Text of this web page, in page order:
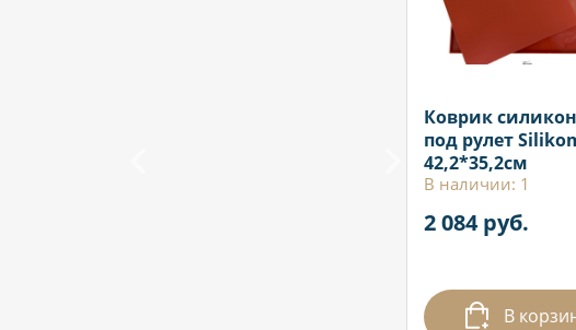
Коврик
под рулет
42,2*35,2см
В наличии: 1
2 084 руб.
В